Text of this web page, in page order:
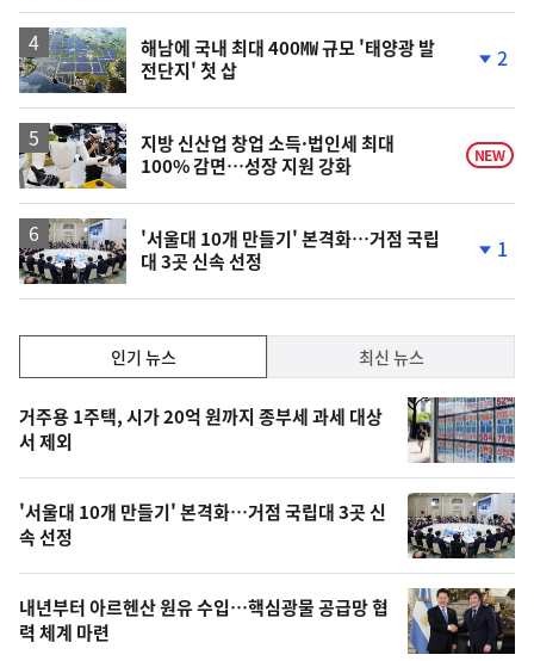
해남에 국내 최대 400㎿ 규모 '태양광 발
전단지' 첫 삽
락
2
지방 신산업 창업 소득·법인세 최대
100% 감면…성장 지원 강화
NEW
'서울대 10개 만들기' 본격화…거점 국립
대 3곳 신속 선정
락
1
기,
최
신,
오
늘
의
영
상
인기 뉴스 최신 뉴스
기
뉴
스
거주용 1주택, 시가 20억 원까지 종부세 과세 대상
서 제외
'서울대 10개 만들기' 본격화…거점 국립대 3곳 신
속 선정
내년부터 아르헨산 원유 수입…핵심광물 공급망 협
력 체계 마련